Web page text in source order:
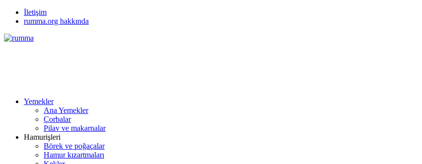
İletişim
rumma.org hakkında
Yemekler
Ana Yemekler
Çorbalar
Pilav ve makarnalar
Hamurişleri
Börek ve poğaçalar
Hamur kızartmaları